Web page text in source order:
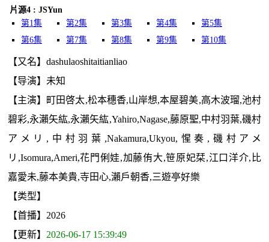
片源4 : JSYun
第1集
第2集 第3集 第4集
第5集
第6集
第7集 第8集 第9集 第10集
【又名】dashulaoshitaitianliao
【导演】未知
【主演】町田啓太,松本穗香,山岸想,本屋碧美,高木波瑠,池村
碧彩,永瀨矢紘,永瀨矢紘,Yahiro,Nagase,藤原聖,中村羽葉,磯村
アメリ,中村羽葉,Nakamura,Ukyou,惺奏,磯村アメ
リ,Isomura,Ameri,花門俐娃,加藤侑大,笹原妃栞,江口洋介,比
嘉愛未,藤本美貴,寺田心,瀨戶朝香,三遊亭好樂
【类型】
【首播】2026
【更新】 2026-06-17 15:39:49